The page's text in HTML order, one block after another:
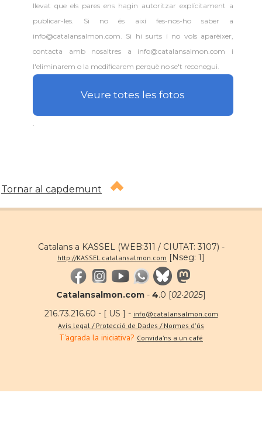
llevat que els pares ens hagin autoritzar explícitament a
publicar-les. Si no és així fes-nos-ho saber a
info@catalansalmon.com. Si hi surts i no vols aparèixer,
contacta amb nosaltres a info@catalansalmon.com i
l'eliminarem o la modificarem perquè no se't reconegui.
Veure totes les fotos
Tornar al capdemunt
Catalans a KASSEL (WEB:311 / CIUTAT: 3107) -
http://KASSEL.catalansalmon.com [Nseg: 1]
Catalansalmon.com - 4.0 [02·2025]
216.73.216.60 - [ US ] - info@catalansalmon.com
Avís legal / Protecció de Dades / Normes d'ús
T'agrada la iniciativa? Convida'ns a un café